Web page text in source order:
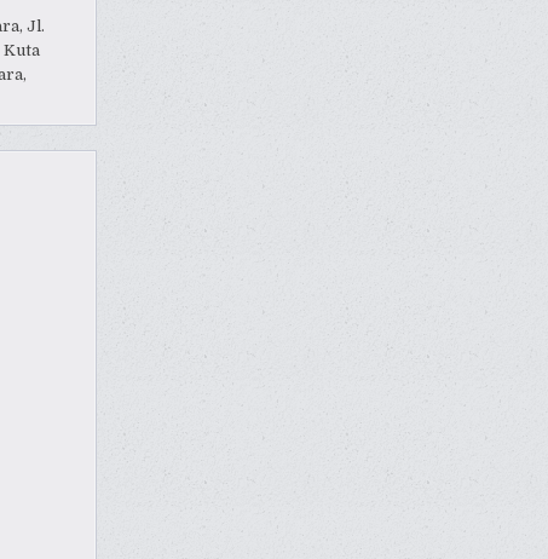
Jl.
Kuta